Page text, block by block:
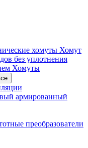
хомуты Хомут
без уплотнения
Хомуты
армированный
преобразователи